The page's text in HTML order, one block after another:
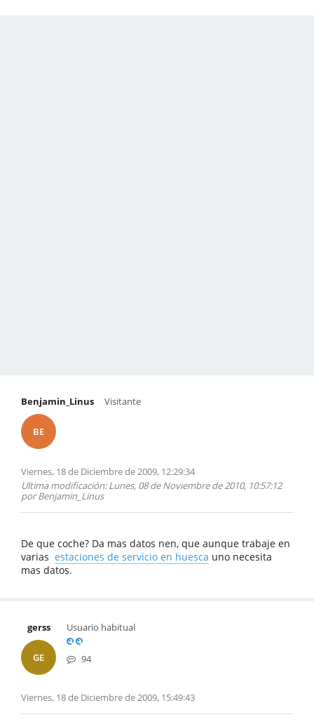
Benjamin_Linus
BE
Visitante
Viernes, 18 de Diciembre de 2009, 12:29:34
Ultima modificación: Lunes, 08 de Noviembre de 2010, 10:57:12
por Benjamin_Linus
De que coche? Da mas datos nen, que aunque trabaje en
varias estaciones de servicio en huesca uno necesita
mas datos.
gerss
GE
Usuario habitual
94
Viernes, 18 de Diciembre de 2009, 15:49:43